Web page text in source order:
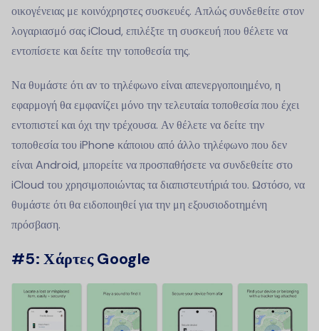
οικογένειας με κοινόχρηστες συσκευές. Απλώς συνδεθείτε στον
λογαριασμό σας iCloud, επιλέξτε τη συσκευή που θέλετε να
εντοπίσετε και δείτε την τοποθεσία της.
Να θυμάστε ότι αν το τηλέφωνο είναι απενεργοποιημένο, η
εφαρμογή θα εμφανίζει μόνο την τελευταία τοποθεσία που έχει
εντοπιστεί και όχι την τρέχουσα. Αν θέλετε να δείτε την
τοποθεσία του iPhone κάποιου από άλλο τηλέφωνο που δεν
είναι Android, μπορείτε να προσπαθήσετε να συνδεθείτε στο
iCloud του χρησιμοποιώντας τα διαπιστευτήριά του. Ωστόσο, να
θυμάστε ότι θα ειδοποιηθεί για την μη εξουσιοδοτημένη
πρόσβαση.
#5: Χάρτες Google